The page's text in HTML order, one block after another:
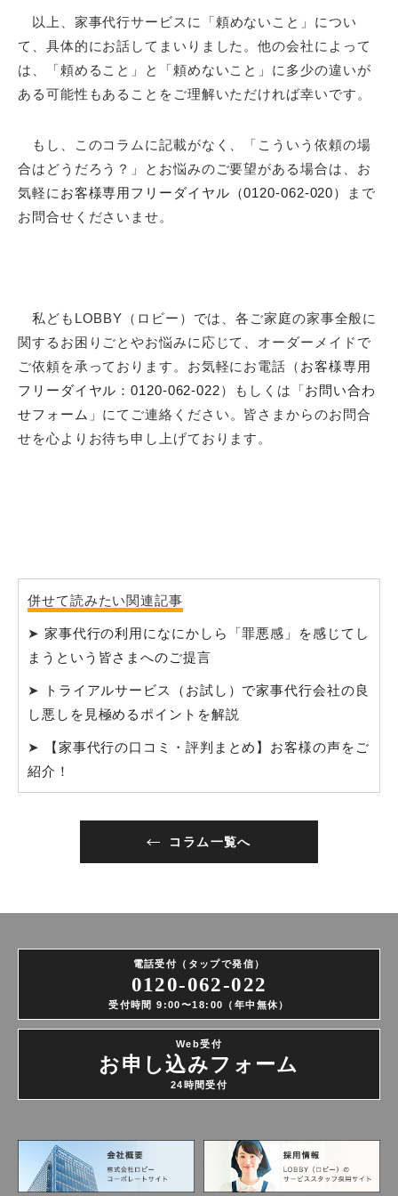
以上、家事代行サービスに「頼めないこと」につい
て、具体的にお話してまいりました。他の会社によって
は、「頼めること」と「頼めないこと」に多少の違いが
ある可能性もあることをご理解いただければ幸いです。
もし、このコラムに記載がなく、「こういう依頼の場
合はどうだろう？」とお悩みのご要望がある場合は、お
気軽に お客様専用フリーダイヤル（0120-062-020）
まで
お問合せくださいませ。
私どもLOBBY（ロビー）では、各ご家庭の家事全般に
関するお困りごとやお悩みに応じて、オーダーメイドで
ご依頼を承っております。お気軽にお電話（ お客様専用
フリーダイヤル：0120-062-022）もしくは「お問い合わ
せフォーム 」にてご連絡ください。皆さまからのお問合
せを心よりお待ち申し上げております。
併せて読みたい関連記事
➤ 家事代行の利用になにかしら「罪悪感」を感じてし
まうという皆さまへのご提言
➤
トライアルサービス（お試し）で家事代行会社の良
し悪しを見極めるポイントを解説
➤
【家事代行の口コミ・評判まとめ】お客様の声をご
紹介！
コラム一覧へ
電話受付（タップで発信）
0120-062-022
受付時間 9:00〜18:00（年中無休）
Web受付
お申し込みフォーム
24時間受付